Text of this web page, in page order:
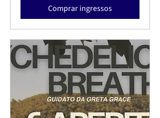
Comprar ingressos